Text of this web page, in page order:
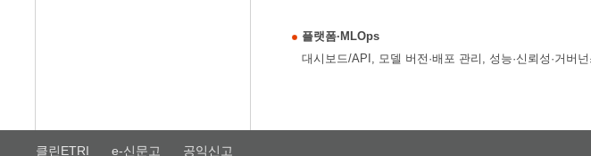
플랫폼·MLOps
대시보드/API, 모델 버전·배포 관리, 성능·신뢰성·거버
클린ETRI e-신문고 공익신고